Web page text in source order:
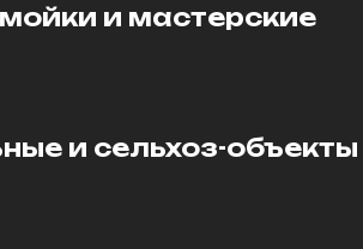
и мастерские
и сельхоз-объекты